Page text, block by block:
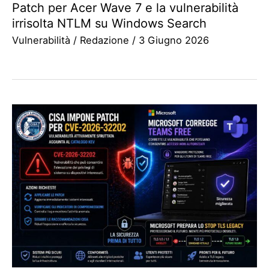
Patch per Acer Wave 7 e la vulnerabilità
irrisolta NTLM su Windows Search
Vulnerabilità / Redazione / 3 Giugno 2026